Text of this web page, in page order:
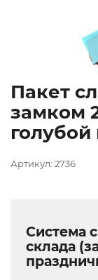
Пакет
замком
Артикул: 2736
Система
склада